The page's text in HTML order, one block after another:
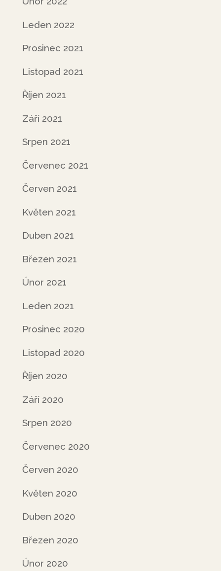
Leden 2022
Prosinec 2021
Listopad 2021
Říjen 2021
Září 2021
Srpen 2021
Červenec 2021
Červen 2021
Květen 2021
Duben 2021
Březen 2021
Únor 2021
Leden 2021
Prosinec 2020
Listopad 2020
Říjen 2020
Září 2020
Srpen 2020
Červenec 2020
Červen 2020
Květen 2020
Duben 2020
Březen 2020
Únor 2020